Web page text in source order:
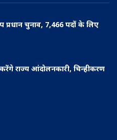
प्रधान चुनाव, 7,466 पदों के लिए
राज्य आंदोलनकारी, चिन्हीकरण